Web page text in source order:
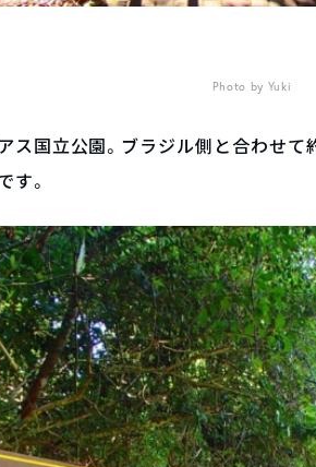
Photo by Yuki
ス国立公園。ブラジル側と合わせ
す。